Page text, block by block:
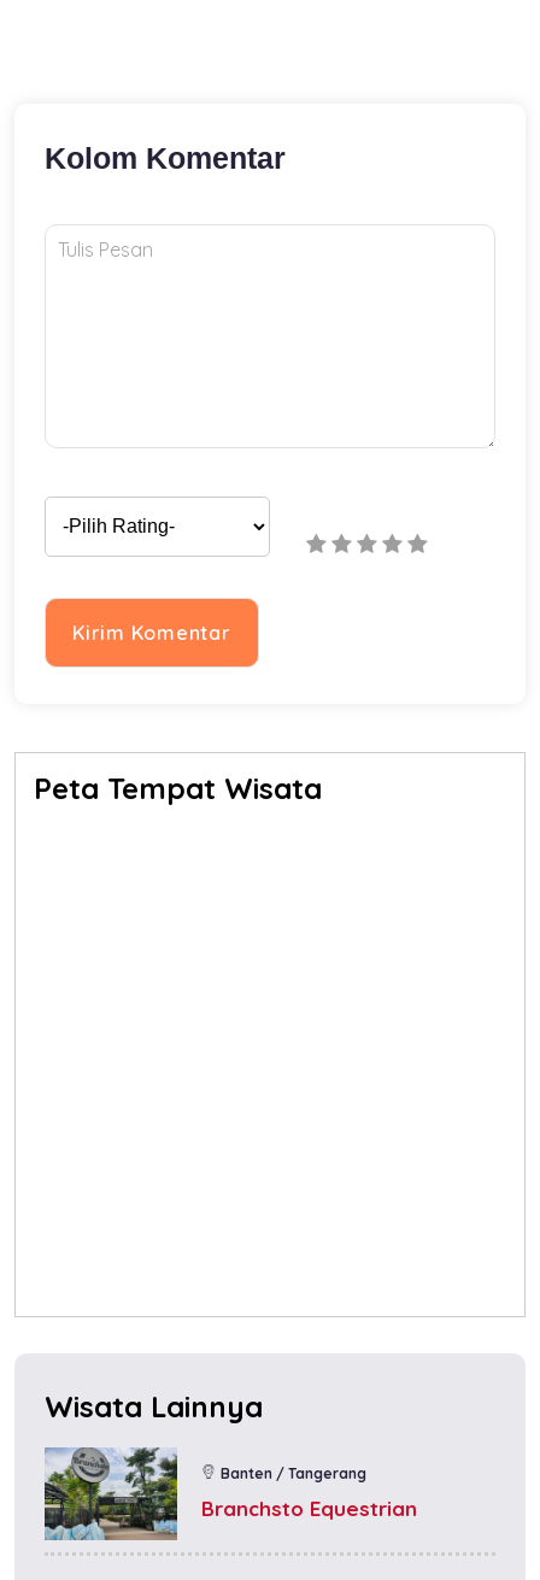
Kolom Komentar
Peta Tempat Wisata
Wisata Lainnya
Banten / Tangerang
Branchsto Equestrian